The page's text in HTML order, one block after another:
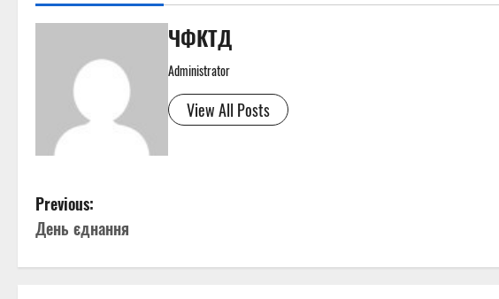
ЧФКТД
Administrator
View All Posts
P
o
Previous:
День єднання